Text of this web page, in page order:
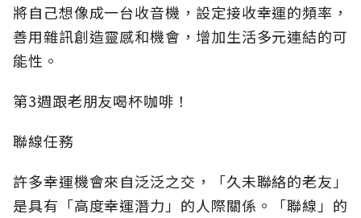
將自己想像成一台收音機，設定接收幸運的頻率，
善用雜訊創造靈感和機會，增加生活多元連結的可
能性。
第3週跟老朋友喝杯咖啡！
聯線任務
許多幸運機會來自泛泛之交，「久未聯絡的老友」
是具有「高度幸運潛力」的人際關係。「聯線」的